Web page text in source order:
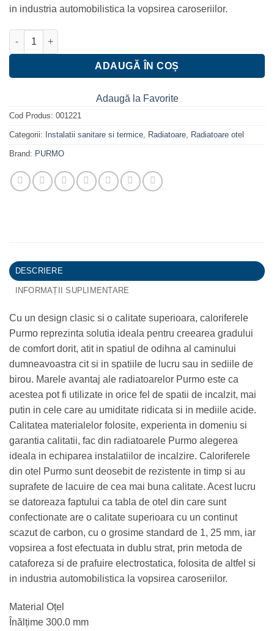
in industria automobilistica la vopsirea caroseriilor.
Cantitate Radiator / calorifer PURMO C22 300*1000 mm
ADAUGĂ ÎN COȘ
Adaugă la Favorite
Cod Produs: 001221
Categorii: Instalatii sanitare si termice Radiatoare Radiatoare otel
Brand: PURMO
DESCRIERE
INFORMAȚII SUPLIMENTARE
Cu un design clasic si o calitate superioara, caloriferele
Purmo reprezinta solutia ideala pentru creearea gradului
de comfort dorit, atit in spatiul de odihna al caminului
dumneavoastra cit si in spatiile de lucru sau in sediile de
birou. Marele avantaj ale radiatoarelor Purmo este ca
acestea pot fi utilizate in orice fel de spatii de incalzit, mai
putin in cele care au umiditate ridicata si in mediile acide.
Calitatea materialelor folosite, experienta in domeniu si
garantia calitatii, fac din radiatoarele Purmo alegerea
ideala in echiparea instalatiilor de incalzire. Caloriferele
din otel Purmo sunt deosebit de rezistente in timp si au
suprafete de lacuire de cea mai buna calitate. Acest lucru
se datoreaza faptului ca tabla de otel din care sunt
confectionate are o calitate superioara cu un continut
scazut de carbon, cu o grosime standard de 1, 25 mm, iar
vopsirea a fost efectuata in dublu strat, prin metoda de
cataforeza si de prafuire electrostatica, folosita de altfel si
in industria automobilistica la vopsirea caroseriilor.
Material Oțel
Înălțime 300.0 mm